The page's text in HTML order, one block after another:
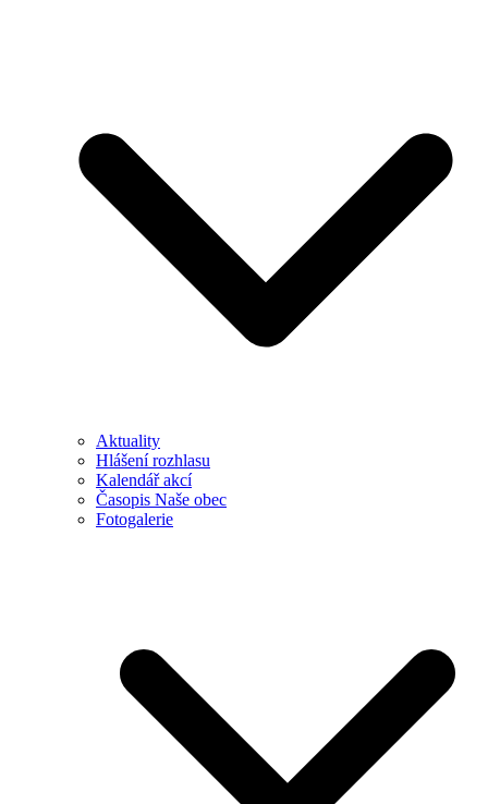
Aktuality
Hlášení rozhlasu
Kalendář akcí
Časopis Naše obec
Fotogalerie